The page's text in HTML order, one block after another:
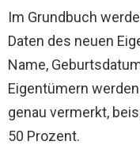
Im Grundbuch
Daten des neuen
Name,
Eigentümern
genau vermerkt,
50 Prozent.